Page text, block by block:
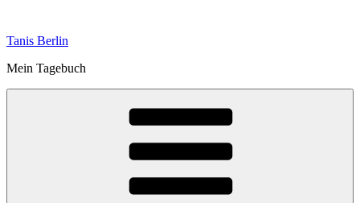
springen
Tanis Berlin
Mein Tagebuch